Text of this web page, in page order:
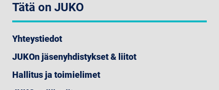
Tätä on JUKO
Yhteystiedot
JUKOn jäsenyhdistykset & liitot
Hallitus ja toimielimet